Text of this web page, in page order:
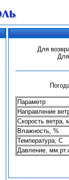
Для
Параметр
Направление
Скорость ветра,
Влажность, %
Температура, С
Давление,